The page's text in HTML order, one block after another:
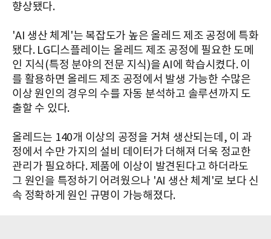
향상됐다.
'AI 생산 체계'는 복잡도가 높은 올레드 제조 공정에 특화
됐다. LG디스플레이는 올레드 제조 공정에 필요한 도메
인 지식(특정 분야의 전문 지식)을 AI에 학습시켰다. 이
를 활용하면 올레드 제조 공정에서 발생 가능한 수많은
이상 원인의 경우의 수를 자동 분석하고 솔루션까지 도
출할 수 있다.
올레드는 140개 이상의 공정을 거쳐 생산되는데, 이 과
정에서 수만 가지의 설비 데이터가 더해져 더욱 정교한
관리가 필요하다. 제품에 이상이 발견된다고 하더라도
그 원인을 특정하기 어려웠으나 'AI 생산 체계'로 보다 신
속 정확하게 원인 규명이 가능해졌다.